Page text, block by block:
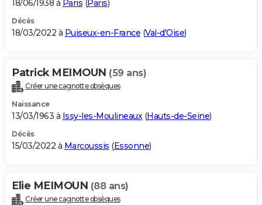
18/06/1938 à Paris (Paris)
Décès
18/03/2022 à Puiseux-en-France (Val-d'Oise)
Patrick MEIMOUN (59 ans)
Créer une cagnotte obsèques
Naissance
13/03/1963 à Issy-les-Moulineaux(Hauts-de-Seine)
Décès
15/03/2022 à Marcoussis (Essonne)
Elie MEIMOUN (88 ans)
Créer une cagnotte obsèques